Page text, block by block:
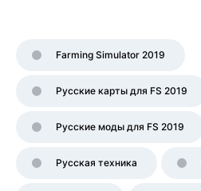
Farming Simulator 2019
Русские карты для FS 2019
Русские моды для FS 2019
Русская техника